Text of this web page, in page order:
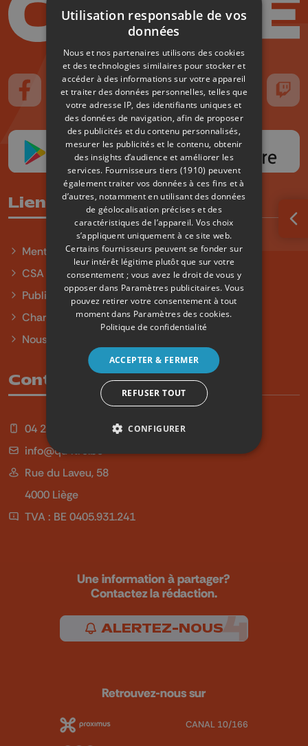
Suivez-nous sur FaceBook
Suivez-nous sur Instagram
Suivez-nous sur TikTok
Suivez-nous sur YouTube
Suivez-nous
Liens utiles
Mentions légales
CSA
Publicité
Charte sur l'égalité et la diversité
Nous contacter
Contact
04 254 99 99
info@qu4tre.be
Rue du Laveu, 58
4000 Liège
TVA : BE 0405.931.241
Une information à partager?
Contactez la rédaction.
ALERTEZ-NOUS
Retrouvez-nous sur
CANAL 10/166
Utilisation responsable de vos
données
Nous et nos partenaires utilisons des cookies
et des technologies similaires pour stocker et
accéder à des informations sur votre appareil
et traiter des données personnelles, telles que
votre adresse IP, des identifiants uniques et
des données de navigation, afin de proposer
des publicités et du contenu personnalisés,
mesurer les publicités et le contenu, obtenir
des insights d’audience et améliorer les
services. Fournisseurs tiers (1910) peuvent
également traiter vos données à ces fins et à
d’autres, notamment en utilisant des données
de géolocalisation précises et des
caractéristiques de l’appareil. Vos choix
s’appliquent uniquement à ce site web.
Certains fournisseurs peuvent se fonder sur
leur intérêt légitime plutôt que sur votre
consentement ; vous avez le droit de vous y
opposer dans Paramètres publicitaires. Vous
pouvez retirer votre consentement à tout
moment dans Paramètres des cookies.
Politique de confidentialité
ACCEPTER & FERMER
REFUSER TOUT
CONFIGURER